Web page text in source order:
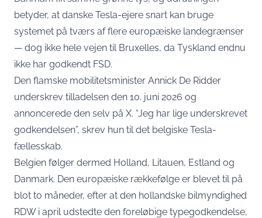
betyder, at danske Tesla-ejere snart kan bruge
systemet på tværs af flere europæiske landegrænser
— dog ikke hele vejen til Bruxelles, da Tyskland endnu
ikke har godkendt FSD.
Den flamske mobilitetsminister Annick De Ridder
underskrev tilladelsen den 10. juni 2026 og
annoncerede den selv på X. “Jeg har lige underskrevet
godkendelsen”, skrev hun til det belgiske Tesla-
fællesskab.
Belgien følger dermed Holland, Litauen, Estland og
Danmark. Den europæiske rækkefølge er blevet til på
blot to måneder, efter at den hollandske bilmyndighed
RDW i april udstedte den foreløbige typegodkendelse,